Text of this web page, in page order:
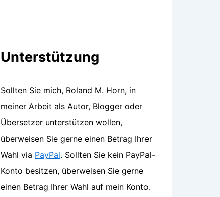
Unterstützung
Sollten Sie mich, Roland M. Horn, in
meiner Arbeit als Autor, Blogger oder
Übersetzer unterstützen wollen,
überweisen Sie gerne einen Betrag Ihrer
Wahl via PayPal. Sollten Sie kein PayPal-
Konto besitzen, überweisen Sie gerne
einen Betrag Ihrer Wahl auf mein Konto.